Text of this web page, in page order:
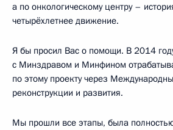
а по онкологическому центру –
четырёхлетнее движение.
Я бы просил Вас о помощи. В 2014
с Минздравом и Минфином
по этому проекту через
реконструкции и развития.
Мы прошли все этапы, была